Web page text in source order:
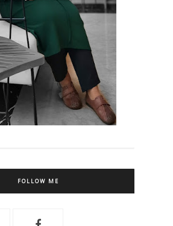
FOLLOW ME